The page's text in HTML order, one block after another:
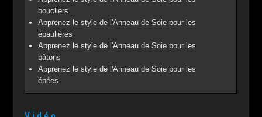
boucliers
Apprenez le style de l'Anneau de Soie pour les
épaulières
Apprenez le style de l'Anneau de Soie pour les
bâtons
Apprenez le style de l'Anneau de Soie pour les
épées